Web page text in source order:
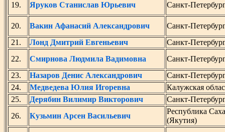
19.
Яруков Станислав Юрьевич Санкт-
20. Вакин Афанасий Александрович
Санкт-
21.
Лонд Дмитрий Евгеньевич
Санкт-
22.
Смирнова Людмила Вадимовна
Санкт-
23.
Назаров Денис Александрович
Санкт-
24.
Медведева Юлия Игоревна
Калужская
25.
Дерябин Вилимир Викторович
Санкт-
26.
Кузьмин Арсен Васильевич
Республика Саха
(Якутия)